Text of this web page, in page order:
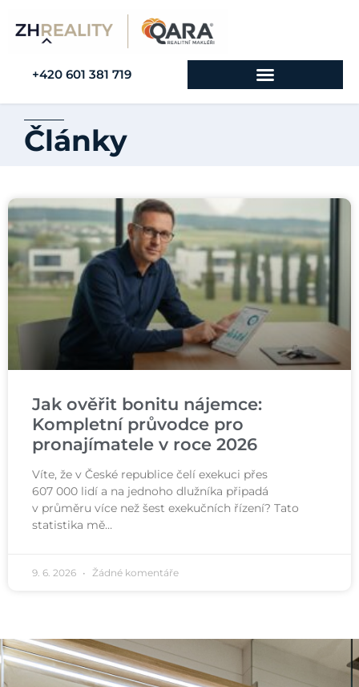
+420 601 381 719
Články
Jak ověřit bonitu nájemce:
Kompletní průvodce pro
pronajímatele v roce 2026
Víte, že v České republice čelí exekuci přes
607 000 lidí a na jednoho dlužníka připadá
v průměru více než šest exekučních řízení? Tato
statistika mě…
9. 6. 2026 Žádné komentáře